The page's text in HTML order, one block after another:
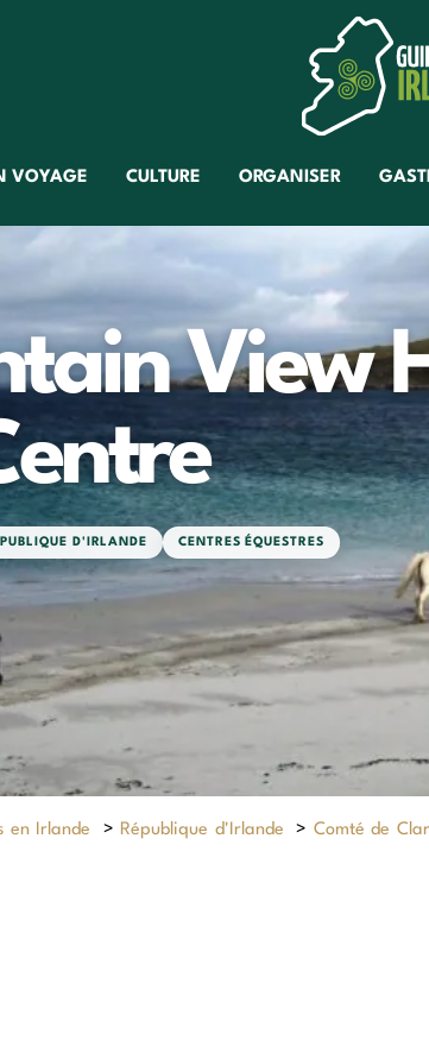
VOYAGE CULTURE ORGANISER
View
D'IRLANDE CENTRES ÉQUESTRES
en Irlande > République d'Irlande > Comté de